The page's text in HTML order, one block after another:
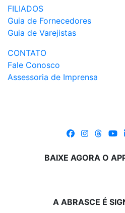
FILIADOS
Guia de Fornecedores
Guia de Varejistas
CONTATO
Fale Conosco
Assessoria de Imprensa
BAIXE AGORA O
A ABRASCE É